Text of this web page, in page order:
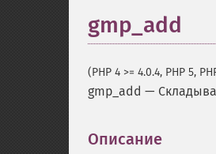
gmp_add
(PHP 4 >= 4.0.4, PHP 5,
gmp_add —
Описание